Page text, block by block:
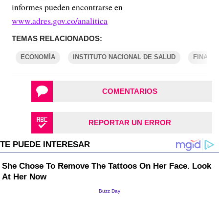
informes pueden encontrarse en
www.adres.gov.co/analitica
TEMAS RELACIONADOS:
ECONOMÍA INSTITUTO NACIONAL DE SALUD
COMENTARIOS
REPORTAR UN ERROR